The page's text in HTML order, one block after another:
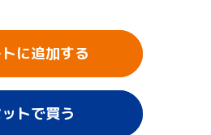
に追加する
トで買う